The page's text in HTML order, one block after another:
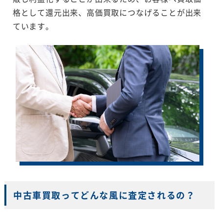
格として還元出来、高価買取につなげることが出来
ています。
中古車買取ってどんな風に査定されるの？